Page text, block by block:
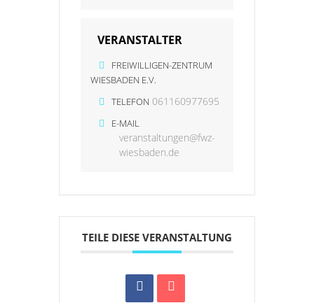
VERANSTALTER
FREIWILLIGEN-ZENTRUM
WIESBADEN E.V.
TELEFON 061160977695
E-MAIL
veranstaltungen@fwz-
wiesbaden.de
TEILE DIESE VERANSTALTUNG